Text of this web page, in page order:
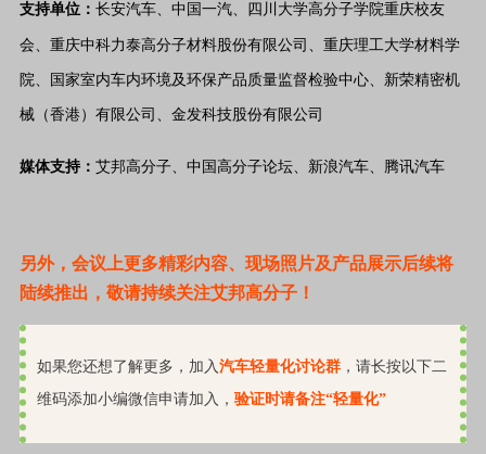
支持单位： 长安汽车、 中国一汽、 四川大学高分子学院重庆校友
会、 重庆中科力泰高分子材料股份有限公司、 重庆理工大学材料学
院、 国家室内车内环境及环保产品质量监督检验中心、 新荣精密机
械（香港）有限公司、 金发科技股份有限公司
媒体支持： 艾邦高分子、 中国高分子论坛、 新浪汽车、 腾讯汽车
另外，会议上更多精彩内容、现场照片及产品展示后续将
陆续推出，敬请持续关注艾邦高分子！
如果您还想了解更多，加入汽车轻量化讨论群 ，请长按以下二
维码添加小编微信申请加入， 验证时请备注“轻量化”